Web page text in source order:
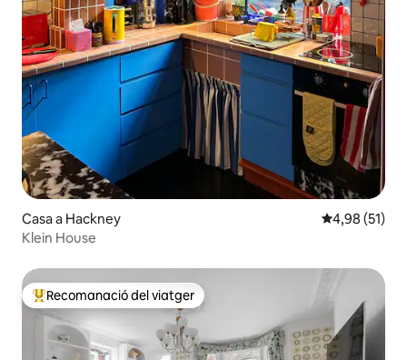
Casa a Hackney 4,98 de
4,98 (51)
Klein House
Principals recomanacions dels viatgers
Recomanació del viatger